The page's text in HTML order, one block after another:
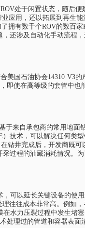
处于闲置状态，随后便
应用，还以拓展到再生
拥有数千个ROV的数百家
还涉及自动化手动流程
美国石油协会14310 V3
即使在高等级的套管中也
于来自承包商的常用地面
技术，可以解决任何类
钻井完成后，开发商既可
过程的油藏消耗情况。
可以延长关键设备的使
往往成本非常高。例如，
水力压裂过程中发生堵
处理过的管道和容器表面